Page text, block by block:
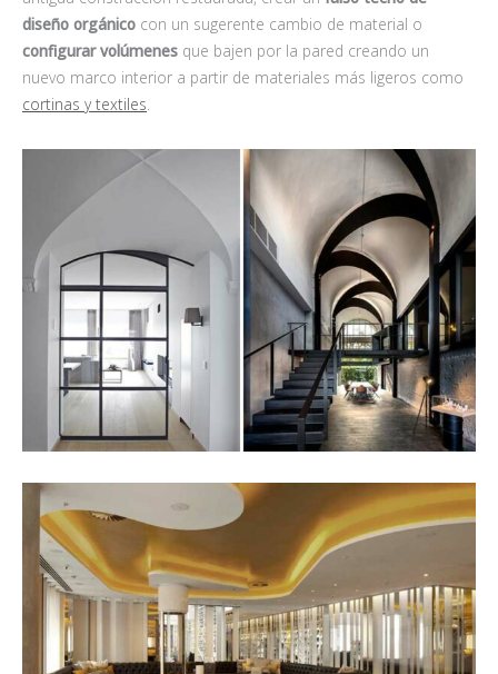
diseño orgánico con un sugerente cambio de material o
configurar volúmenes que bajen por la pared creando un
nuevo marco interior a partir de materiales más ligeros como
cortinas y textiles.